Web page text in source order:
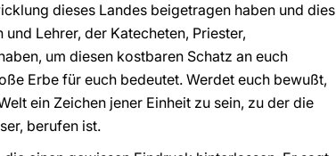
dieses Landes beigetragen haben und dies
Lehrer, der Katecheten, Priester,
um diesen kostbaren Schatz an euch
Erbe für euch bedeutet. Werdet euch bewußt,
ein Zeichen jener Einheit zu sein, zu der die
berufen ist.